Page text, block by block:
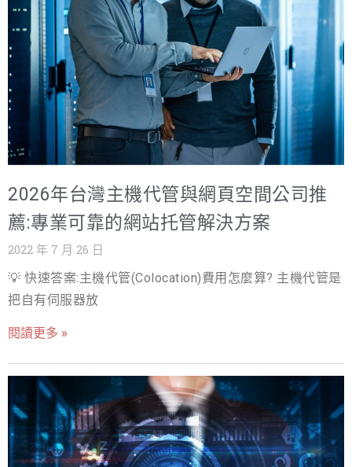
2026年台灣主機代管與網頁空間公司推
薦:專業可靠的網站托管解決方案
2022 年 7 月 26 日
💡 快速答案:主機代管(Colocation)費用怎麼算? 主機代管是
把自有伺服器放
閱讀更多 »